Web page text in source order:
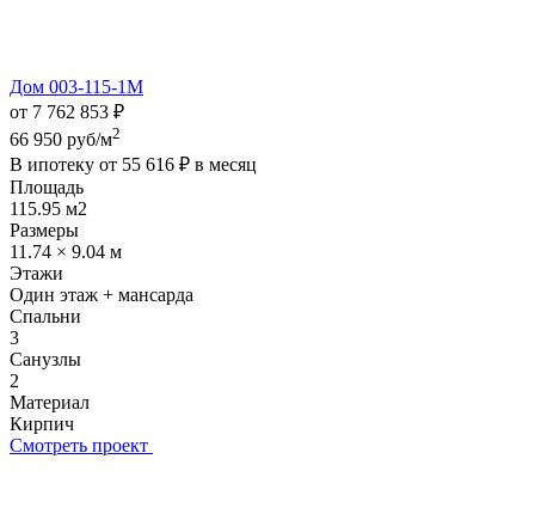
Дом 003-115-1М
от 7 762 853 ₽
66 950 руб/м2
В ипотеку от 55 616 ₽ в месяц
Площадь
115.95 м2
Размеры
11.74 × 9.04 м
Этажи
Один этаж + мансарда
Спальни
3
Санузлы
2
Материал
Кирпич
Смотреть проект